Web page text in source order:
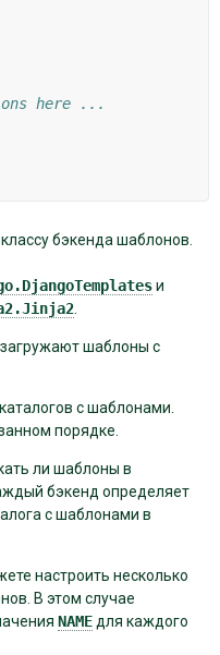
here ...
бэкенда шаблонов.
и
.
шаблоны с
с шаблонами.
порядке.
ли шаблоны в
бэкенд определяет
с шаблонами в
настроить несколько
В этом случае
NAMEдля каждого